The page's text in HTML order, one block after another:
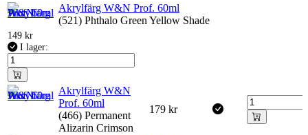
Akrylfärg W&N Prof. 60ml
(521) Phthalo Green Yellow Shade
149 kr
I lager:
Akrylfärg W&N
Prof. 60ml
(466) Permanent
Alizarin Crimson
179 kr